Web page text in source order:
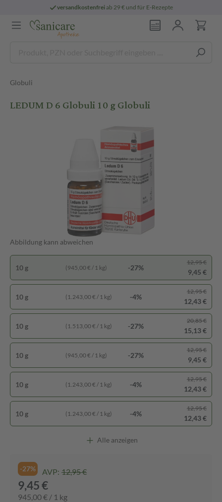
versandkostenfreiab 29 € und für E-Rezepte
Globuli
LEDUM D 6 Globuli 10 g Globuli
Abbildung kann abweichen
10 g (945,00 € / 1 kg) -27%
12,95 €
9,45 €
10 g (1.243,00 € / 1 kg) -4%
12,95 €
12,43 €
10 g (1.513,00 € / 1 kg) -27%
20,85 €
15,13 €
10 g (945,00 € / 1 kg) -27%
12,95 €
9,45 €
10 g (1.243,00 € / 1 kg) -4%
12,95 €
12,43 €
10 g (1.243,00 € / 1 kg) -4%
12,95 €
12,43 €
Alle anzeigen
-27% AVP: 12,95 €
9,45 €
945,00 € / 1 kg